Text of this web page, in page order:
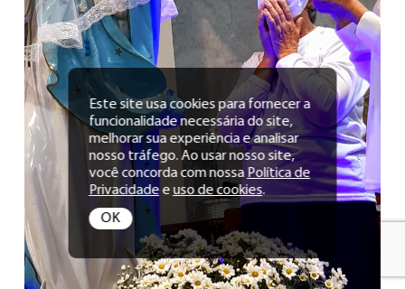
Este site usa cookies para fornecer a
funcionalidade necessária do site,
melhorar sua experiência e analisar
nosso tráfego. Ao usar nosso site,
você concorda com nossa Política de
Privacidadeeuso de cookies.
OK